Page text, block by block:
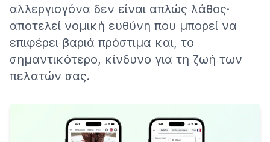
αλλεργιογόνα δεν είναι απλώς λάθος·
αποτελεί νομική ευθύνη που μπορεί να
επιφέρει βαριά πρόστιμα και, το
σημαντικότερο, κίνδυνο για τη ζωή των
πελατών σας.